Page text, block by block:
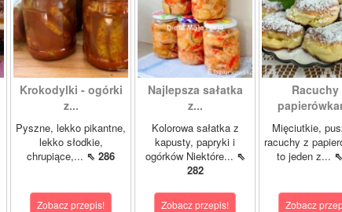
Krokodylki - ogórki
z...
Pyszne, lekko pikantne,
lekko słodkie,
chrupiące,... ⇖ 286
Zobacz przepis!
Najlepsza sałatka
z...
Kolorowa sałatka z
kapusty, papryki i
ogórków Niektóre... ⇖
282
Zobacz przepis!
Racuchy
Mięciutkie,
racuchy z
to jeden z...
Zobacz